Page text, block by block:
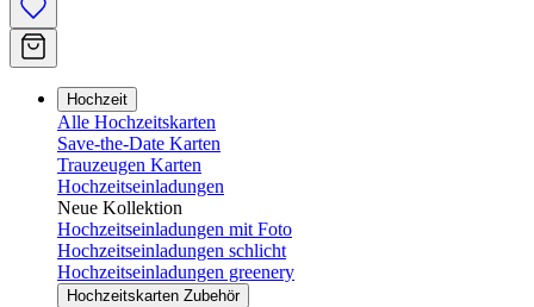
Hochzeit
Alle Hochzeitskarten
Save-the-Date Karten
Trauzeugen Karten
Hochzeitseinladungen
Neue Kollektion
Hochzeitseinladungen mit Foto
Hochzeitseinladungen schlicht
Hochzeitseinladungen greenery
Hochzeitskarten Zubehör